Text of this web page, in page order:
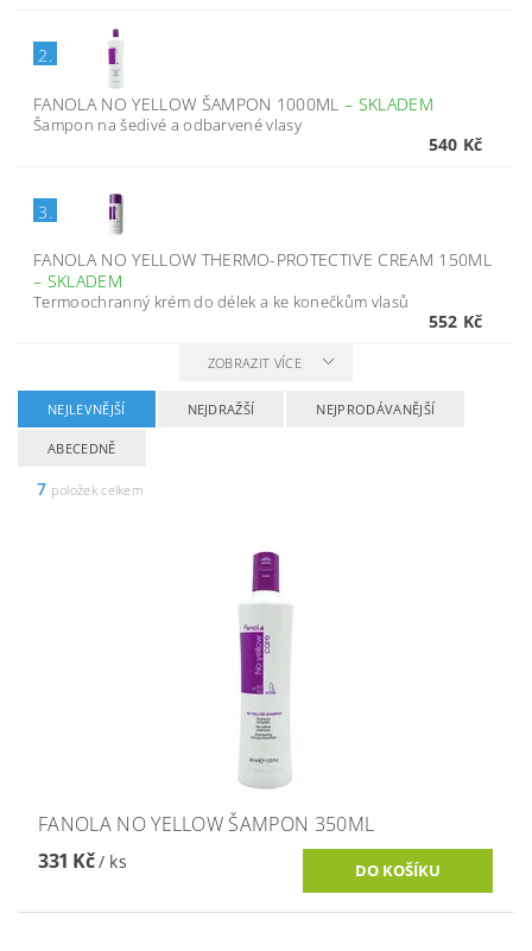
2.
FANOLA NO YELLOW ŠAMPON 1000ML– SKLADEM
Šampon na šedivé a odbarvené vlasy
540 Kč
3.
FANOLA NO YELLOW THERMO-PROTECTIVE CREAM 150ML
– SKLADEM
Termoochranný krém do délek a ke konečkům vlasů
552 Kč
ZOBRAZIT VÍCE
NEJLEVNĚJŠÍ NEJDRAŽŠÍ NEJPRODÁVANĚJŠÍ
ABECEDNĚ
7 položek celkem
FANOLA NO YELLOW ŠAMPON 350ML
331 Kč/ ks